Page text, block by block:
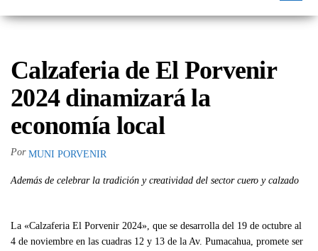
Calzaferia de El Porvenir
2024 dinamizará la
economía local
Por MUNI PORVENIR
Además de celebrar la tradición y creatividad del sector cuero y calzado
La «Calzaferia El Porvenir 2024», que se desarrolla del 19 de octubre al
4 de noviembre en las cuadras 12 y 13 de la Av. Pumacahua, promete ser